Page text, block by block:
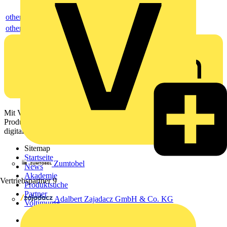
Zumtobel
Vertriebspartner 9
Adalbert Zajadacz GmbH & Co. KG
others
others
Mit Voltimum erhalten Elektrofachkräfte Zugang zu Branchennews,
Produktinformationen, Schulungen und Tools – alles auf einer
digitalen Plattform und Community.
Sitemap
Startseite
News
Akademie
Produktsuche
Partner
Voltimum+